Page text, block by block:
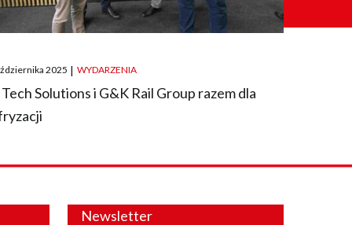
2025 | WYDARZENIA
Tech Solutions i G&K Rail Group razem dla
Newsletter